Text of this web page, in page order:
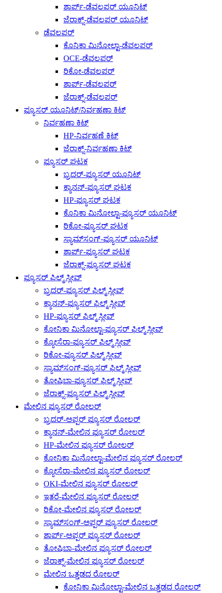
ಶಾರ್ಪ್-ಡೆವಲಪರ್ ಯೂನಿಟ್
ಜೆರಾಕ್ಸ್-ಡೆವಲಪರ್ ಯೂನಿಟ್
ಡೆವಲಪರ್
ಕೊನಿಕಾ ಮಿನೋಲ್ಟಾ-ಡೆವಲಪರ್
OCE-ಡೆವಲಪರ್
ರಿಕೋ-ಡೆವಲಪರ್
ಶಾರ್ಪ್-ಡೆವಲಪರ್
ಜೆರಾಕ್ಸ್-ಡೆವಲಪರ್
ಫ್ಯೂಸರ್ ಯೂನಿಟ್/ನಿರ್ವಹಣಾ ಕಿಟ್
ನಿರ್ವಹಣಾ ಕಿಟ್
HP-ನಿರ್ವಹಣೆ ಕಿಟ್
ಜೆರಾಕ್ಸ್-ನಿರ್ವಹಣಾ ಕಿಟ್
ಫ್ಯೂಸರ್ ಘಟಕ
ಬ್ರದರ್-ಫ್ಯೂಸರ್ ಯೂನಿಟ್
ಕ್ಯಾನನ್-ಫ್ಯೂಸರ್ ಘಟಕ
HP-ಫ್ಯೂಸರ್ ಘಟಕ
ಕೊನಿಕಾ ಮಿನೋಲ್ಟಾ-ಫ್ಯೂಸರ್ ಯೂನಿಟ್
ರಿಕೋ-ಫ್ಯೂಸರ್ ಘಟಕ
ಸ್ಯಾಮ್‌ಸಂಗ್-ಫ್ಯೂಸರ್ ಯೂನಿಟ್
ಶಾರ್ಪ್-ಫ್ಯೂಸರ್ ಘಟಕ
ಜೆರಾಕ್ಸ್-ಫ್ಯೂಸರ್ ಘಟಕ
ಫ್ಯೂಸರ್ ಫಿಲ್ಮ್ ಸ್ಲೀವ್
ಬ್ರದರ್-ಫ್ಯೂಸರ್ ಫಿಲ್ಮ್ ಸ್ಲೀವ್
ಕ್ಯಾನನ್-ಫ್ಯೂಸರ್ ಫಿಲ್ಮ್ ಸ್ಲೀವ್
HP-ಫ್ಯೂಸರ್ ಫಿಲ್ಮ್ ಸ್ಲೀವ್
ಕೋನಿಕಾ ಮಿನೋಲ್ಟಾ-ಫ್ಯೂಸರ್ ಫಿಲ್ಮ್ ಸ್ಲೀವ್
ಕ್ಯೋಸೆರಾ-ಫ್ಯೂಸರ್ ಫಿಲ್ಮ್ ಸ್ಲೀವ್
ರಿಕೋ-ಫ್ಯೂಸರ್ ಫಿಲ್ಮ್ ಸ್ಲೀವ್
ಸ್ಯಾಮ್‌ಸಂಗ್-ಫ್ಯೂಸರ್ ಫಿಲ್ಮ್ ಸ್ಲೀವ್
ತೋಷಿಬಾ-ಫ್ಯೂಸರ್ ಫಿಲ್ಮ್ ಸ್ಲೀವ್
ಜೆರಾಕ್ಸ್-ಫ್ಯೂಸರ್ ಫಿಲ್ಮ್ ಸ್ಲೀವ್
ಮೇಲಿನ ಫ್ಯೂಸರ್ ರೋಲರ್
ಬ್ರದರ್-ಅಪ್ಪರ್ ಫ್ಯೂಸರ್ ರೋಲರ್
ಕ್ಯಾನನ್-ಮೇಲಿನ ಫ್ಯೂಸರ್ ರೋಲರ್
HP-ಮೇಲಿನ ಫ್ಯೂಸರ್ ರೋಲರ್
ಕೋನಿಕಾ ಮಿನೋಲ್ಟಾ-ಮೇಲಿನ ಫ್ಯೂಸರ್ ರೋಲರ್
ಕ್ಯೋಸೆರಾ-ಮೇಲಿನ ಫ್ಯೂಸರ್ ರೋಲರ್
OKI-ಮೇಲಿನ ಫ್ಯೂಸರ್ ರೋಲರ್
ಇತರೆ-ಮೇಲಿನ ಫ್ಯೂಸರ್ ರೋಲರ್
ರಿಕೋ-ಮೇಲಿನ ಫ್ಯೂಸರ್ ರೋಲರ್
ಸ್ಯಾಮ್‌ಸಂಗ್-ಅಪ್ಪರ್ ಫ್ಯೂಸರ್ ರೋಲರ್
ಶಾರ್ಪ್-ಅಪ್ಪರ್ ಫ್ಯೂಸರ್ ರೋಲರ್
ತೋಷಿಬಾ-ಮೇಲಿನ ಫ್ಯೂಸರ್ ರೋಲರ್
ಜೆರಾಕ್ಸ್-ಮೇಲಿನ ಫ್ಯೂಸರ್ ರೋಲರ್
ಮೇಲಿನ ಒತ್ತಡದ ರೋಲರ್
ಕೋನಿಕಾ ಮಿನೋಲ್ಟಾ-ಮೇಲಿನ ಒತ್ತಡದ ರೋಲರ್